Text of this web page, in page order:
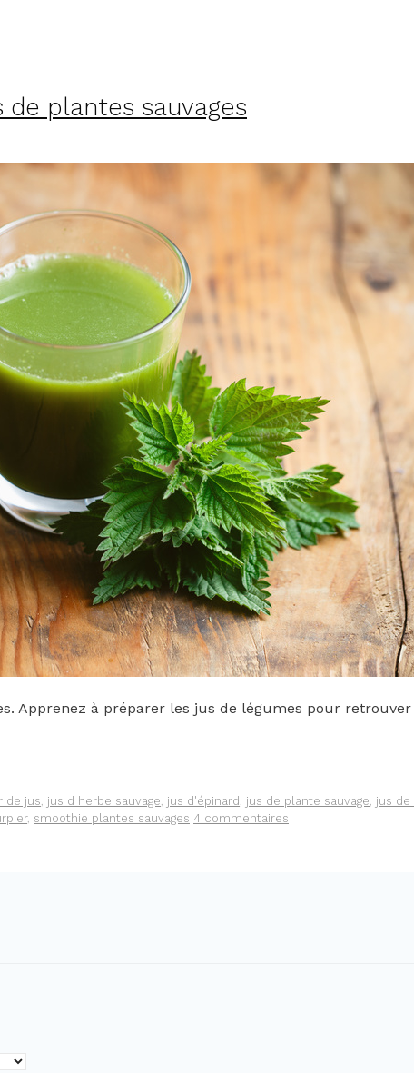
plantes sauvages
Apprenez à préparer les jus de légumes pour
de jus, jus d herbe sauvage, jus d'épinard , jus de plante sauvage, jus de
, smoothie plantes sauvages 4 commentaires